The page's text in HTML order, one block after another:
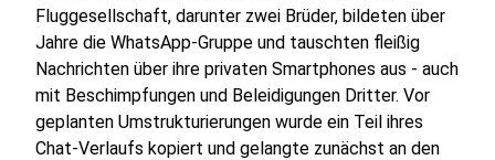
Fluggesellschaft, darunter zwei Brüder, bildeten über
Jahre die WhatsApp-Gruppe und tauschten fleißig
Nachrichten über ihre privaten Smartphones aus - auch
mit Beschimpfungen und Beleidigungen Dritter. Vor
geplanten Umstrukturierungen wurde ein Teil ihres
Chat-Verlaufs kopiert und gelangte zunächst an den